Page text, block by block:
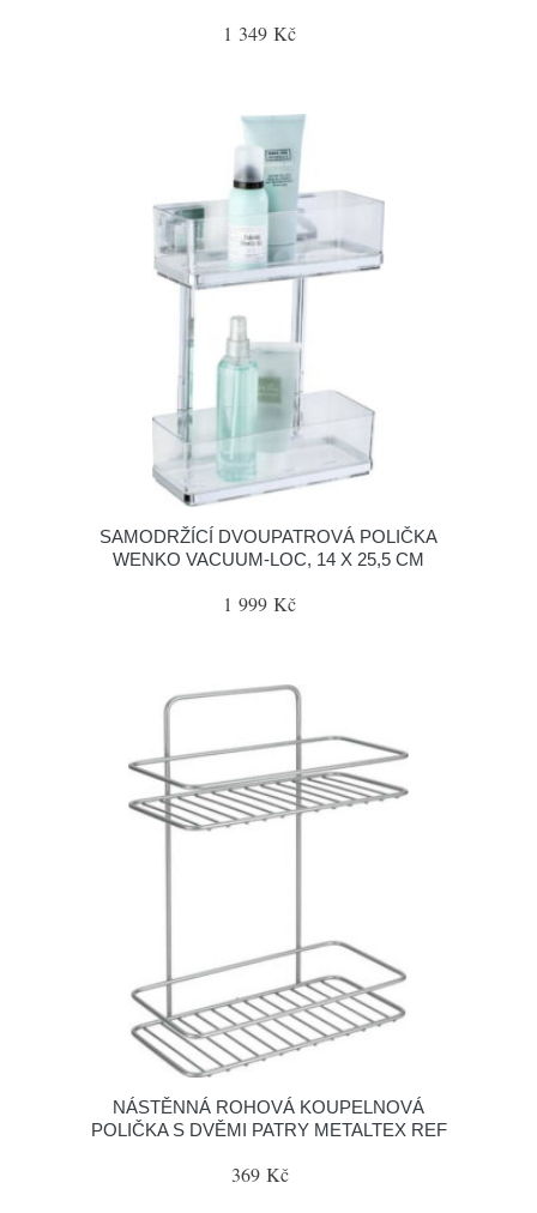
1 349 Kč
SAMODRŽÍCÍ DVOUPATROVÁ POLIČKA
WENKO VACUUM-LOC, 14 X 25,5 CM
1 999 Kč
NÁSTĚNNÁ ROHOVÁ KOUPELNOVÁ
POLIČKA S DVĚMI PATRY METALTEX REF
369 Kč